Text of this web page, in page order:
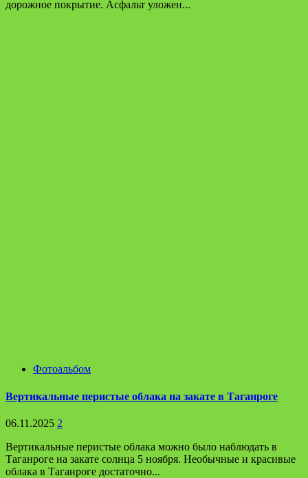
дорожное покрытие. Асфальт уложен...
Фотоальбом
Вертикальные перистые облака на закате в Таганроге
06.11.2025 2
Вертикальные перистые облака можно было наблюдать в
Таганроге на закате солнца 5 ноября. Необычные и красивые
облака в Таганроге достаточно...